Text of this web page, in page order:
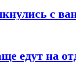
с
едут на